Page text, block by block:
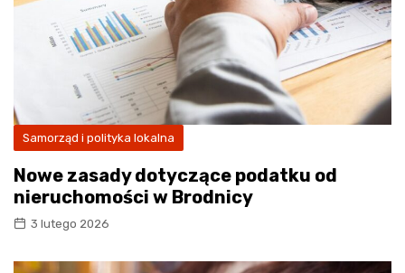
Samorząd i polityka lokalna
Nowe zasady dotyczące podatku od
nieruchomości w Brodnicy
3 lutego 2026